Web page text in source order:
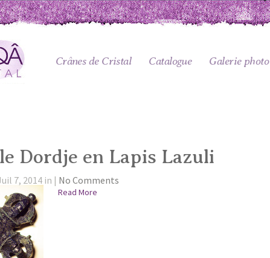
Crânes de Cristal Catalogue Galerie photo
Dordje en Lapis Lazuli
7, 2014 in | No Comments
Read More